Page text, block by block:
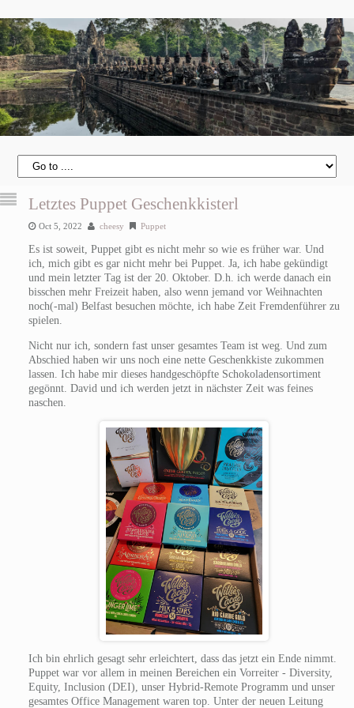
Letztes Puppet Geschenkkisterl
Oct 5, 2022 cheesy Puppet
Es ist soweit, Puppet gibt es nicht mehr so wie es früher war. Und
ich, mich gibt es gar nicht mehr bei Puppet. Ja, ich habe gekündigt
und mein letzter Tag ist der 20. Oktober. D.h. ich werde danach ein
bisschen mehr Freizeit haben, also wenn jemand vor Weihnachten
noch(-mal) Belfast besuchen möchte, ich habe Zeit Fremdenführer zu
spielen.
Nicht nur ich, sondern fast unser gesamtes Team ist weg. Und zum
Abschied haben wir uns noch eine nette Geschenkkiste zukommen
lassen. Ich habe mir dieses handgeschöpfte Schokoladensortiment
gegönnt. David und ich werden jetzt in nächster Zeit was feines
naschen.
Ich bin ehrlich gesagt sehr erleichtert, dass das jetzt ein Ende nimmt.
Puppet war vor allem in meinen Bereichen ein Vorreiter - Diversity,
Equity, Inclusion (DEI), unser Hybrid-Remote Programm und unser
gesamtes Office Management waren top. Unter der neuen Leitung